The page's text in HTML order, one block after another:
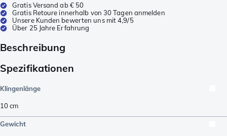
Gratis Versand ab € 50
Gratis Retoure innerhalb von 30 Tagen anmelden
Unsere Kunden bewerten uns mit 4,9/5
Über 25 Jahre Erfahrung
Beschreibung
Spezifikationen
Klingenlänge
10cm
Gewicht